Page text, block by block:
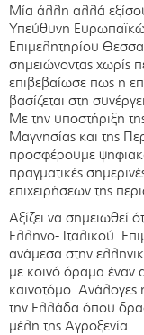
Μία άλλη αλλά
Υπεύθυνη
Επιμελητηρίου
σημειώνοντας χωρίς
επιβεβαίωσε πως η
βασίζεται στη
Με την υποστήριξη
Μαγνησίας και της
προσφέρουμε
πραγματικές
επιχειρήσεων της
Αξίζει να σημειωθεί
Ελληνο- Ιταλικού
ανάμεσα στην
με κοινό όραμα έναν
καινοτόμο.
την Ελλάδα όπου
μέλη της Αγροξενία.